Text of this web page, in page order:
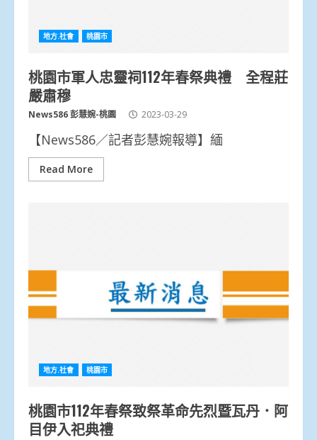
地方.社會 桃園市
桃園市軍人忠靈祠112年春祭典禮 全程莊
嚴肅穆
News586 彭慧婉-桃園 2023-03-29
【News586／記者彭慧婉報導】緬
Read More
地方.社會 桃園市
桃園市112年春祭致祭革命先烈暨瓦丹．阿
目伊入祀典禮